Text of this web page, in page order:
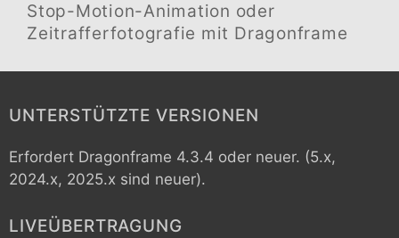
Stop-Motion-Animation oder
Zeitrafferfotografie mit Dragonframe
UNTERSTÜTZTE VERSIONEN
Erfordert Dragonframe 4.3.4 oder neuer. (5.x,
2024.x, 2025.x sind neuer).
LIVEÜBERTRAGUNG